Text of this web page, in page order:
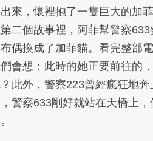
來，懷裡抱了一隻巨大的加
二個故事裡，阿菲幫警察
偶換成了加菲貓。看完整部
會想：此時的她正要前往的
此外，警察223曾經瘋狂地
警察633剛好就站在天橋上